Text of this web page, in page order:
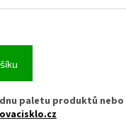
paletu produktů